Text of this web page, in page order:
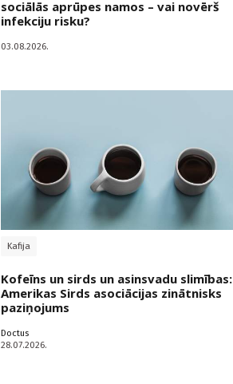
sociālās aprūpes namos – vai novērš
infekciju risku?
03.08.2026.
Kafija
Kofeīns un sirds un asinsvadu slimības:
Amerikas Sirds asociācijas zinātnisks
paziņojums
Doctus
28.07.2026.